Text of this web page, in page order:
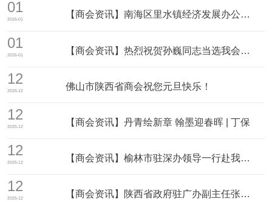
01
2026-01 【商会资讯】南海区里水镇经济发展办公室莅临我
01
2026-01 【商会资讯】热烈祝贺孙巍同志当选我会新一届党
12
2025-12 佛山市陕西省商会祝您元旦快乐！
12
2025-12 【商会资讯】丹青绘新章 翰墨迎春晖 | 丁保
12
2025-12 【商会资讯】榆林市驻深办领导一行赴我会企业考
12
2025-12 【商会资讯】陕西省政府驻广办副主任张波一行赴